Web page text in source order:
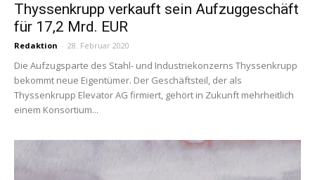
Thyssenkrupp verkauft sein Aufzuggeschäft
für 17,2 Mrd. EUR
Redaktion - 28. Februar 2020
Die Aufzugsparte des Stahl- und Industriekonzerns Thyssenkrupp
bekommt neue Eigentümer. Der Geschäftsteil, der als
Thyssenkrupp Elevator AG firmiert, gehört in Zukunft mehrheitlich
einem Konsortium...